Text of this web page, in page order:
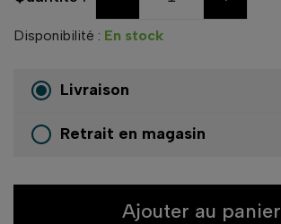
Disponibilité : En stock
Livraison
Retrait en magasin
Ajouter au panier